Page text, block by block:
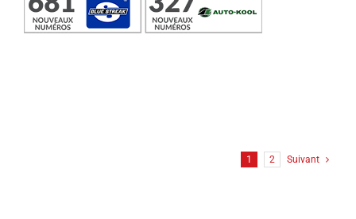
1 2 Suivant